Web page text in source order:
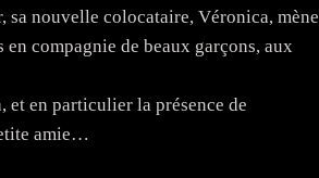
sa nouvelle colocataire, Véronica, mène
compagnie de beaux garçons, aux
et en particulier la présence de
amie…